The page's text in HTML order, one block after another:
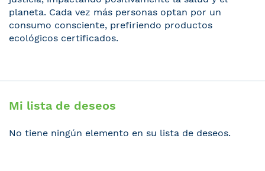
planeta. Cada vez más personas optan por un
consumo consciente, prefiriendo productos
ecológicos certificados.
Mi lista de deseos
No tiene ningún elemento en su lista de deseos.